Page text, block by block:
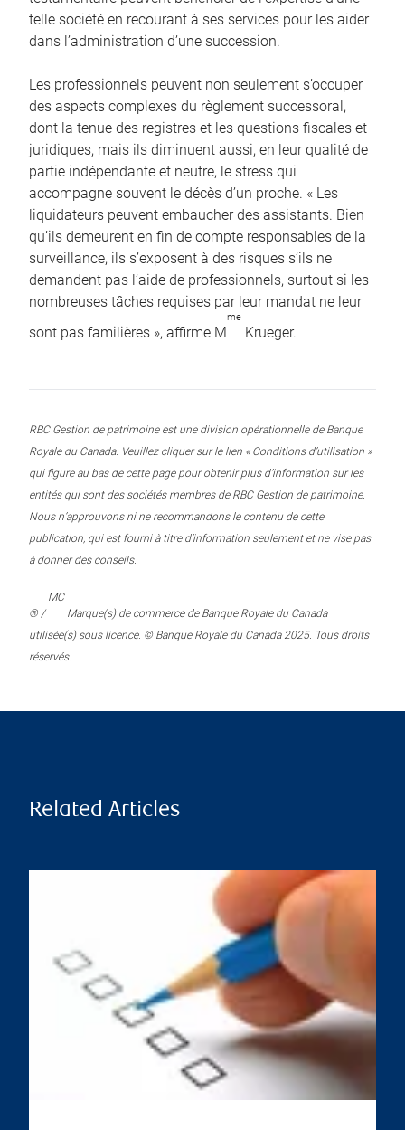
telle société en recourant à ses services pour les aider
dans l’administration d’une succession.
Les professionnels peuvent non seulement s’occuper
des aspects complexes du règlement successoral,
dont la tenue des registres et les questions fiscales et
juridiques, mais ils diminuent aussi, en leur qualité de
partie indépendante et neutre, le stress qui
accompagne souvent le décès d’un proche. « Les
liquidateurs peuvent embaucher des assistants. Bien
qu’ils demeurent en fin de compte responsables de la
surveillance, ils s’exposent à des risques s’ils ne
demandent pas l’aide de professionnels, surtout si les
nombreuses tâches requises par leur mandat ne leur
sont pas familières », affirme M
me
Krueger.
RBC Gestion de patrimoine est une division opérationnelle de Banque
Royale du Canada. Veuillez cliquer sur le lien « Conditions d’utilisation »
qui figure au bas de cette page pour obtenir plus d’information sur les
entités qui sont des sociétés membres de RBC Gestion de patrimoine.
Nous n’approuvons ni ne recommandons le contenu de cette
publication, qui est fourni à titre d’information seulement et ne vise pas
à donner des conseils.
® /
MC
Marque(s) de commerce de Banque Royale du Canada
utilisée(s) sous licence. © Banque Royale du Canada 2025. Tous droits
réservés.
Related Articles